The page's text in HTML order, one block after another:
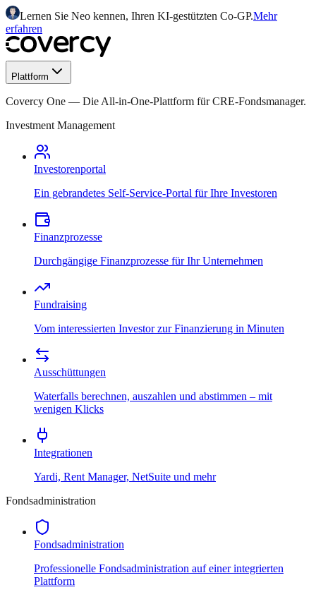
Lernen Sie Neo kennen, Ihren KI-gestützten Co-GP.Mehr
erfahren
Plattform
Covercy One — Die All-in-One-Plattform für CRE-Fondsmanager.
Investment Management
Investorenportal
Ein gebrandetes Self-Service-Portal für Ihre Investoren
Finanzprozesse
Durchgängige Finanzprozesse für Ihr Unternehmen
Fundraising
Vom interessierten Investor zur Finanzierung in Minuten
Ausschüttungen
Waterfalls berechnen, auszahlen und abstimmen – mit
wenigen Klicks
Integrationen
Yardi, Rent Manager, NetSuite und mehr
Fondsadministration
Fondsadministration
Professionelle Fondsadministration auf einer integrierten
Plattform